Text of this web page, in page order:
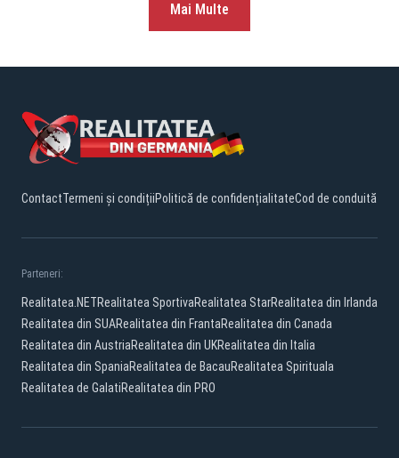
Mai Multe
ContactTermeni și condițiiPolitică de confidențialitateCod de conduită
Parteneri:
Realitatea.NETRealitatea SportivaRealitatea StarRealitatea din Irlanda
Realitatea din SUARealitatea din FrantaRealitatea din Canada
Realitatea din AustriaRealitatea din UKRealitatea din Italia
Realitatea din SpaniaRealitatea de BacauRealitatea Spirituala
Realitatea de GalatiRealitatea din PRO